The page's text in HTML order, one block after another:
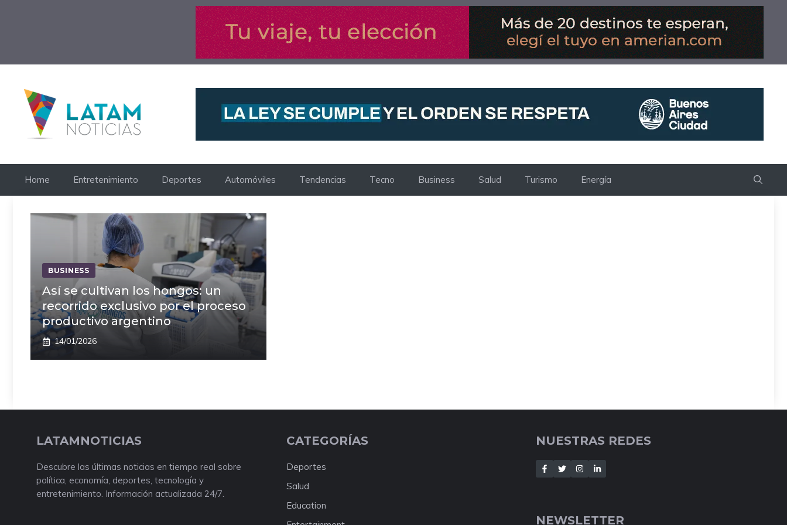
Home Entretenimiento Deportes Automóviles Tendencias Tecno Business Salud Turismo Energía
BUSINESS
Así se cultivan los hongos: un
recorrido exclusivo por el proceso
productivo argentino
14/01/2026
LATAMNOTICIAS
Descubre las últimas noticias en tiempo real sobre
política, economía, deportes, tecnología y
entretenimiento. Información actualizada 24/7.
CATEGORÍAS
Deportes
Salud
Education
NUESTRAS REDES
NEWSLETTER